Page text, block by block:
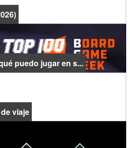
puedo jugar en s...
viaje